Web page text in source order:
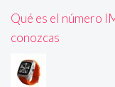
Qué es el número
conozcas